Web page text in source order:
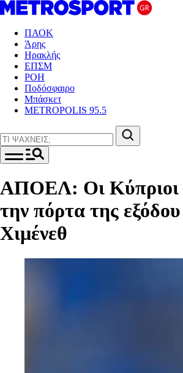
ΠΑΟΚ
Άρης
Ηρακλής
ΕΠΣΜ
ΡΟΗ
Ποδόσφαιρο
Μπάσκετ
METROPOLIS 95.5
ΑΠΟΕΛ: Οι Κύπριοι
την πόρτα της
Χιμένεθ